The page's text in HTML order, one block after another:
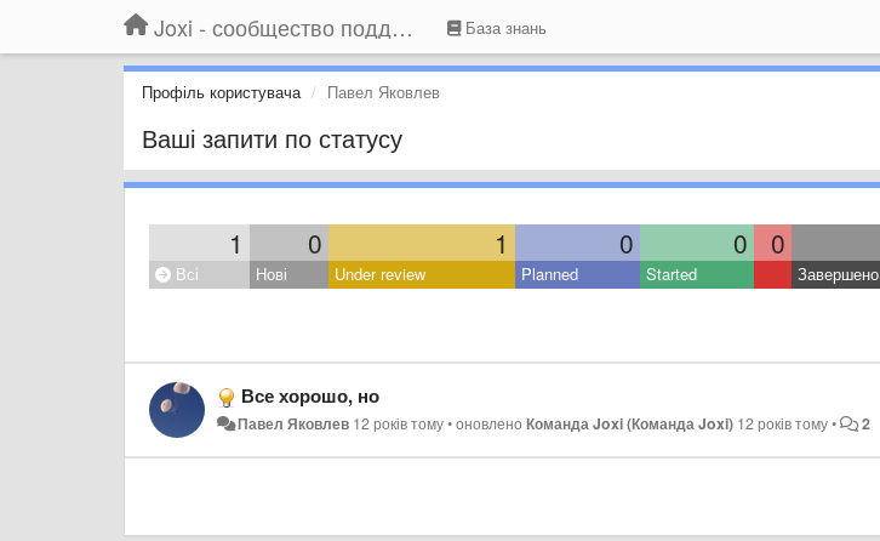
Joxi - сообщество поддержки База знань
Профіль користувача Павел Яковлев
Ваші запити по статусу
1 0 1 0 0 0
Всі Нові Under review Planned Started Завершено
Все хорошо, но
Павел Яковлев 12 років тому•оновленоКоманда Joxi (Команда Joxi) 12 років тому• 2